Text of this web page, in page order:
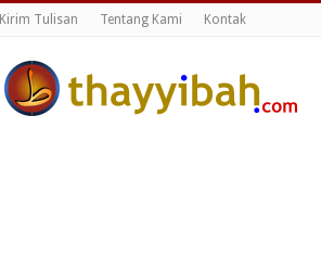
Kirim Tulisan Tentang Kami Kontak